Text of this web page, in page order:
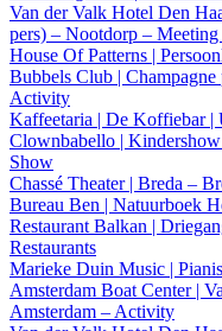
Van der Valk Hotel Den
pers) – Nootdorp – Meeting
House Of Patterns |
Bubbels Club |
Activity
Kaffeetaria | De Koffiebar |
Clownbabello |
Show
Chassé Theater | Breda –
Bureau Ben | Natuurboek
Restaurant Balkan |
Restaurants
Marieke Duin Music |
Amsterdam Boat Center |
Amsterdam – Activity